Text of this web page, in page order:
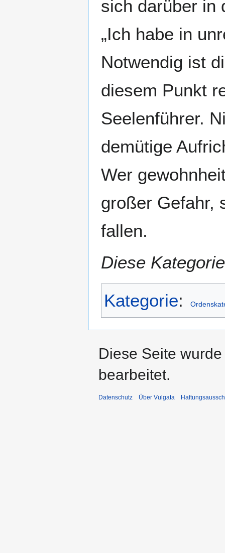
sich darüber in
„Ich habe in
Notwendig ist
diesem Punkt
Seelenführer.
demütige
Wer
großer Gefahr,
fallen.
Diese
Kategorie:
Diese Seite
bearbeitet.
Datenschutz Über Vulgata